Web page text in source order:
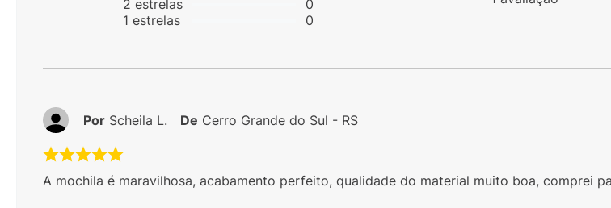
2 estrelas
1 estrelas
0
0
A mochila é maravilhosa, acabamento perfeito, qualidade do material muito boa, comprei
Por Scheila L. De Cerro Grande do Sul - RS